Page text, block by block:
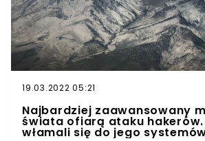
19.03.2022 05:21
Najbardziej zaawansowany
świata ofiarą ataku
włamali się do jego